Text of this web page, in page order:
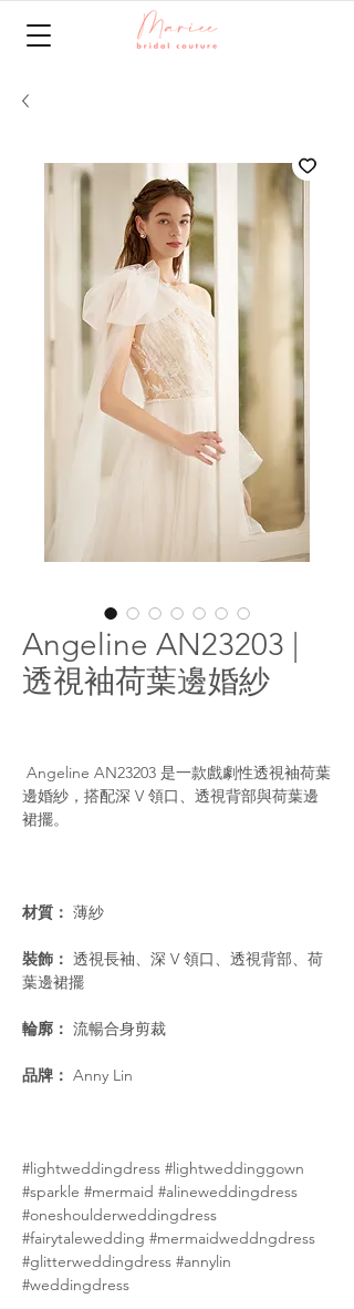
Angeline AN23203 |
透視袖荷葉邊婚紗
Angeline AN23203 是一款戲劇性透視袖荷葉
邊婚紗，搭配深 V 領口、透視背部與荷葉邊
裙擺。
材質： 薄紗
裝飾： 透視長袖、深 V 領口、透視背部、荷
葉邊裙擺
輪廓： 流暢合身剪裁
品牌： Anny Lin
#lightweddingdress #lightweddinggown
#sparkle #mermaid #alineweddingdress
#oneshoulderweddingdress
#fairytalewedding #mermaidweddngdress
#glitterweddingdress #annylin
#weddingdress